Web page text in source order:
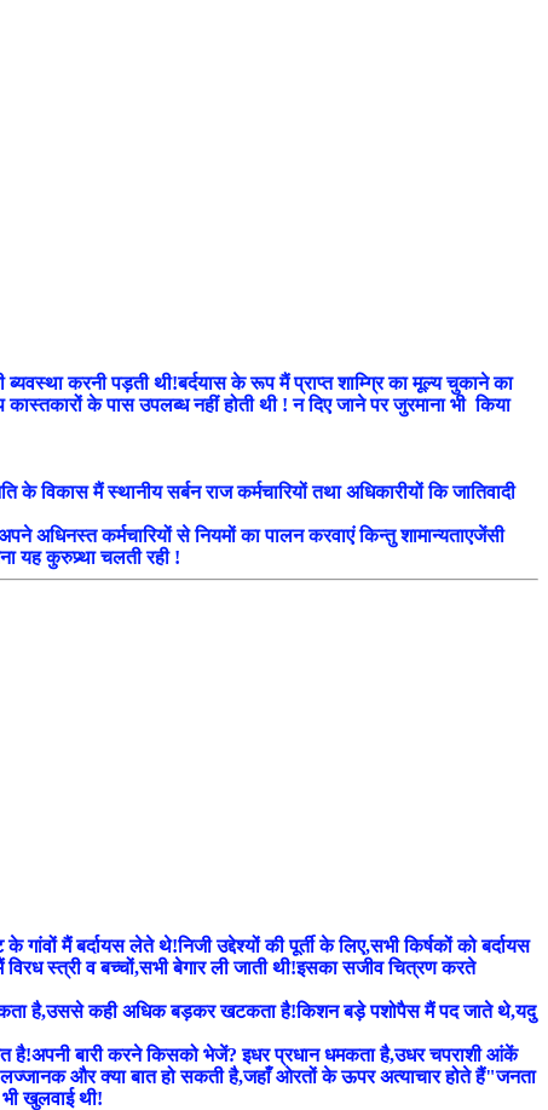
करनी पड़ती थी!बर्दयास के रूप मैं प्राप्त शाम्ग्रि का मूल्य चुकाने का
के पास उपलब्ध नहीं होती थी ! न दिए जाने पर जुरमाना भी किया
मैं स्थानीय सर्बन राज कर्मचारियों तथा अधिकारीयों कि जातिवादी
अधिनस्त कर्मचारियों से नियमों का पालन करवाएं किन्तु शामान्यताएजेंसी
यह कुरुप्र्था चलती रही !
मैं बर्दायस लेते थे!निजी उद्देश्यों की पूर्ती के लिए,सभी किर्षकों को बर्दायस
स्त्री व बच्चों,सभी बेगार ली जाती थी!इसका सजीव चित्रण करते
खटकता है,उससे कही अधिक बड़कर खटकता है!किशन बड़े पशोपैस मैं पद जाते थे,यदु
है!अपनी बारी करने किसको भेजें? इधर प्रधान धमकता है,उधर चपराशी आंकें
और क्या बात हो सकती है,जहाँ ओरतों के ऊपर अत्याचार होते हैं"जनता
खुलवाई थी!